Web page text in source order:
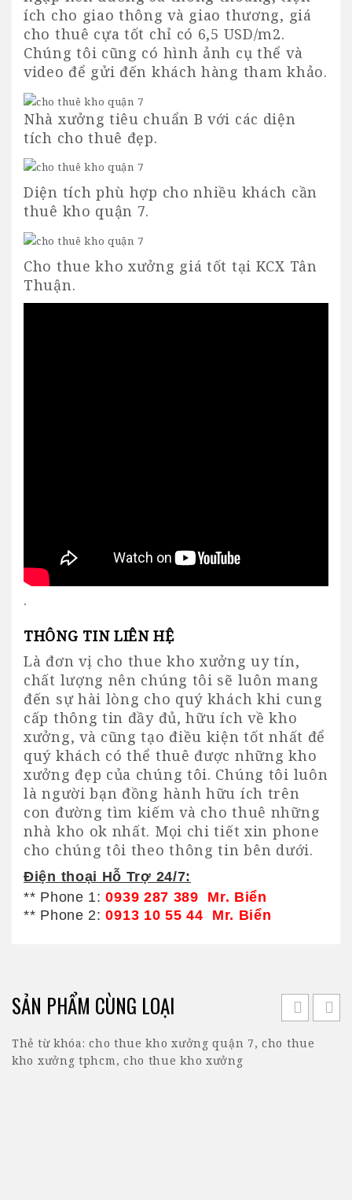
ích cho giao thông và giao thương, giá
cho thuê cựa tốt chỉ có 6,5 USD/m2.
Chúng tôi cũng có hình ảnh cụ thể và
video để gửi đến khách hàng tham khảo.
Nhà xưởng tiêu chuẩn B với các diện
tích cho thuê đẹp.
Diện tích phù hợp cho nhiều khách cần
thuê kho quận 7.
Cho thue kho xưởng giá tốt tại KCX Tân
Thuận.
.
THÔNG TIN LIÊN HỆ
Là đơn vị cho thue kho xưởng uy tín,
chất lượng nên chúng tôi sẽ luôn mang
đến sự hài lòng cho quý khách khi cung
cấp thông tin đầy đủ, hữu ích về kho
xưởng, và cũng tạo điều kiện tốt nhất để
quý khách có thể thuê được những kho
xưởng đẹp của chúng tôi. Chúng tôi luôn
là người bạn đồng hành hữu ích trên
con đường tìm kiếm và cho thuê những
nhà kho ok nhất. Mọi chi tiết xin phone
cho chúng tôi theo thông tin bên dưới.
Điện thoại Hỗ Trợ 24/7:
** Phone 1: 0939 287 389 Mr. Biển
** Phone 2: 0913 10 55 44 Mr. Biển
SẢN PHẨM CÙNG LOẠI
Thẻ từ khóa:cho thue kho xưởng quận 7,cho thue
kho xưởng tphcm, cho thue kho xưởng